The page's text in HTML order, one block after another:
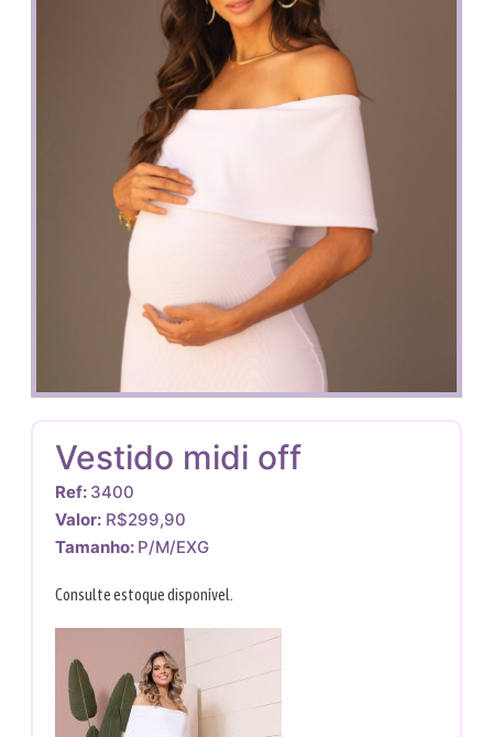
Vestido midi off
Ref: 3400
Valor: R$299,90
Tamanho: P/M/EXG
Consulte estoque disponível.